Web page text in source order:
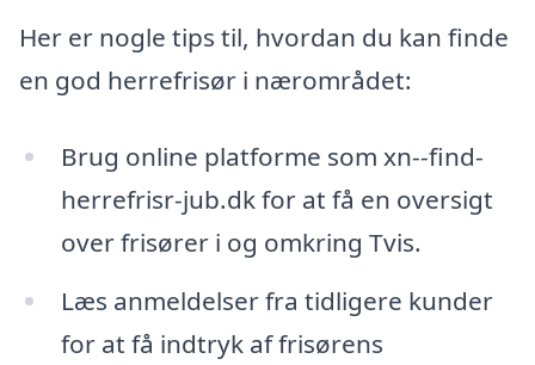
Her er nogle tips til, hvordan du kan finde
en god herrefrisør i nærområdet:
Brug online platforme som xn--find-
herrefrisr-jub.dk for at få en oversigt
over frisører i og omkring Tvis.
Læs anmeldelser fra tidligere kunder
for at få indtryk af frisørens